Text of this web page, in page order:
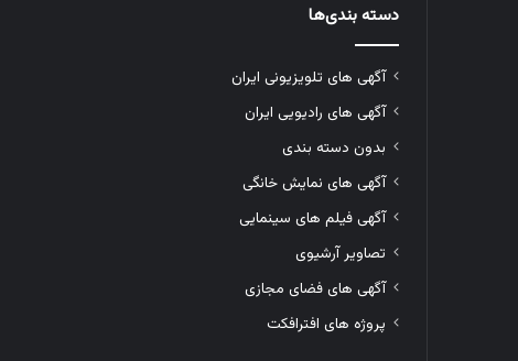
دسته بندی‌ها
آگهی های تلویزیونی ایران
آگهی های رادیویی ایران
بدون دسته بندی
آگهی های نمایش خانگی
آگهی فیلم های سینمایی
تصاویر آرشیوی
آگهی های فضای مجازی
پروژه های افترافکت